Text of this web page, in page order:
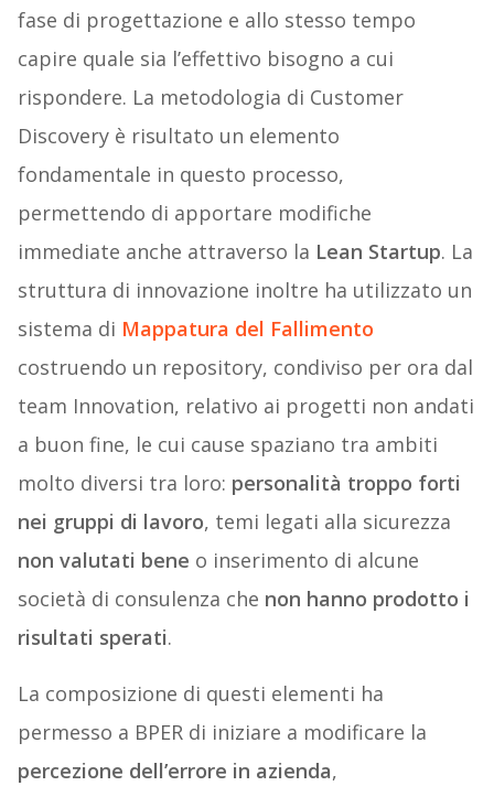
fase di progettazione e allo stesso tempo
capire quale sia l’effettivo bisogno a cui
rispondere. La metodologia di Customer
Discovery è risultato un elemento
fondamentale in questo processo,
permettendo di apportare modifiche
immediate anche attraverso la Lean Startup. La
struttura di innovazione inoltre ha utilizzato un
sistema di Mappatura del Fallimento
costruendo un repository, condiviso per ora dal
team Innovation, relativo ai progetti non andati
a buon fine, le cui cause spaziano tra ambiti
molto diversi tra loro: personalità troppo forti
nei gruppi di lavoro, temi legati alla sicurezza
non valutati bene o inserimento di alcune
società di consulenza che non hanno prodotto i
risultati sperati.
La composizione di questi elementi ha
permesso a BPER di iniziare a modificare la
percezione dell’errore in azienda,